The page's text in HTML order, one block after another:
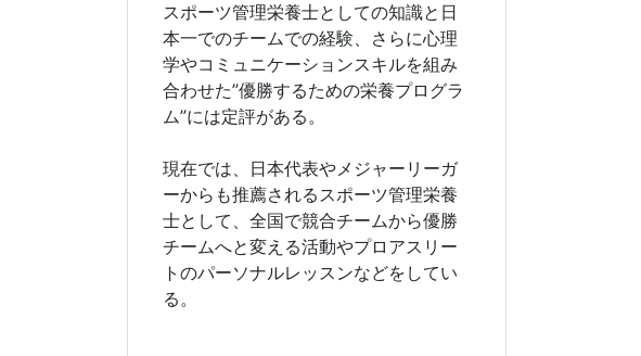
スポーツ管理栄養士としての知識と日
本一でのチームでの経験、さらに心理
学やコミュニケーションスキルを組み
合わせた”優勝するための栄養プログラ
ム”には定評がある。
現在では、日本代表やメジャーリーガ
ーからも推薦されるスポーツ管理栄養
士として、全国で競合チームから優勝
チームへと変える活動やプロアスリー
トのパーソナルレッスンなどをしてい
る。